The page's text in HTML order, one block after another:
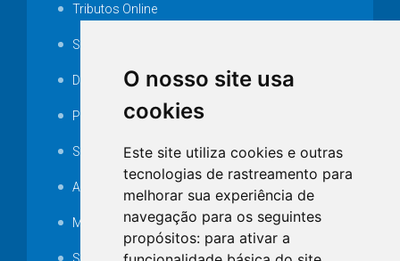
O nosso site usa
cookies
Este site utiliza cookies e outras
tecnologias de rastreamento para
melhorar sua experiência de
navegação para os seguintes
propósitos: para ativar a
Tributos Online
Serviços ISS-E
Decretos
Portarias
SAMAE
Audiência pública
MANUTENÇÃO DE ILUMINAÇÃO PÚBLICA
Serviços Técnicos TI